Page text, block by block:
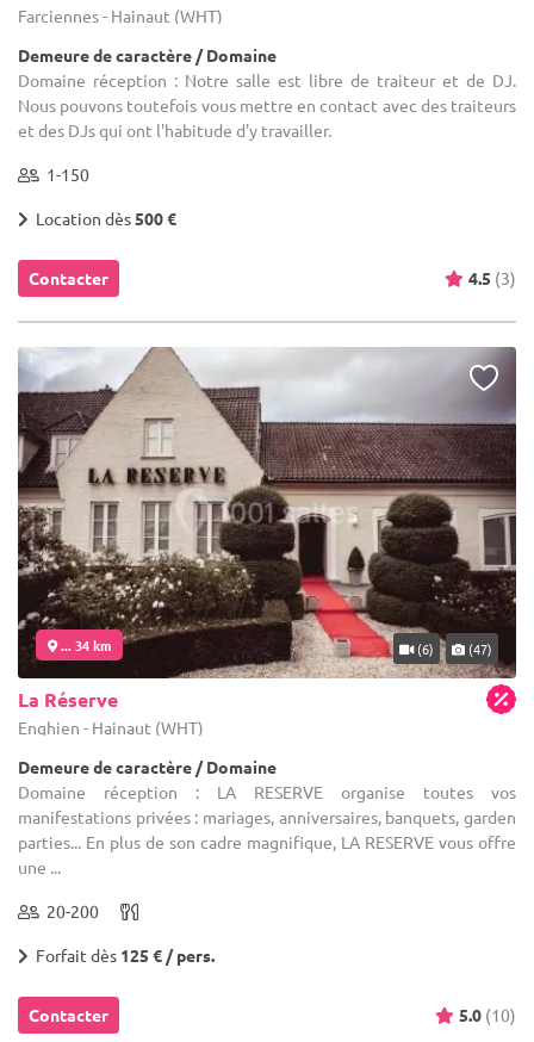
Farciennes - Hainaut (WHT)
Demeure de caractère / Domaine
Domaine réception : Notre salle est libre de traiteur et de DJ.
Nous pouvons toutefois vous mettre en contact avec des traiteurs
et des DJs qui ont l'habitude d'y travailler.
1-150
Location dès500 €
Contacter 4.5 (3)
... 34 km (6) (47)
La Réserve
Enghien - Hainaut (WHT)
Demeure de caractère / Domaine
Domaine réception : LA RESERVE organise toutes vos
manifestations privées : mariages, anniversaires, banquets, garden
parties... En plus de son cadre magnifique, LA RESERVE vous offre
une ...
20-200
Forfait dès 125 € / pers.
Contacter 5.0 (10)